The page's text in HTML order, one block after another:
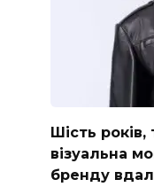
Шість років,
візуальна
бренду